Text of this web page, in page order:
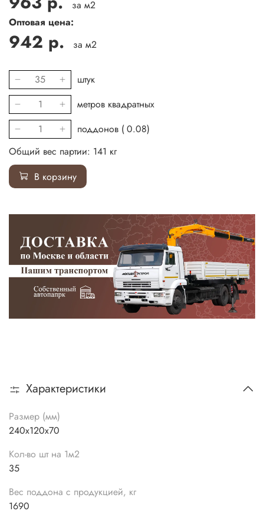
за м2
Оптовая цена:
942 р. за м2
штук
метров квадратных
поддонов (0.08)
Общий вес партии: 141 кг
В корзину
Характеристики
Размер (мм)
240х120х70
Кол-во шт на 1м2
35
Вес поддона с продукцией, кг
1690